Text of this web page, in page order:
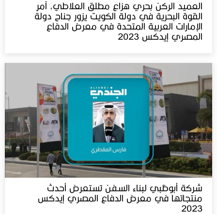
العميد الركن بحري هزاع مطلق العلاطي، آمر
القوة البحرية في دولة الكويت يزور جناح دولة
الإمارات العربية المتحدة في معرض الدفاع
المصري إيدكس 2023
شركة أبوظبي لبناء السفن تستعرض أحدث
منتجاتها في معرض الدفاع المصري إيدكس‬⁩
2023